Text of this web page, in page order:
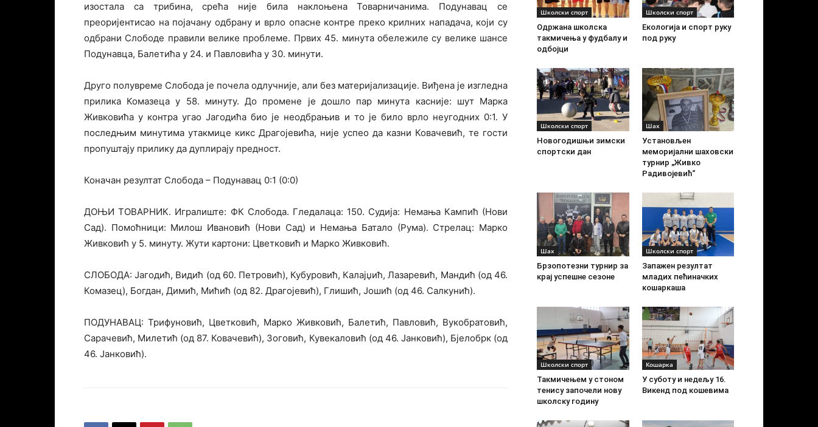
изостала са трибина, срећа није била наклоњена Товарничанима. Подунавац се
преоријентисао на појачану одбрану и врло опасне контре преко крилних нападача, који су
одбрани Слободе правили велике проблеме. Првих 45. минута обележиле су велике шансе
Подунавца, Балетића у 24. и Павловића у 30. минути.
Друго полувреме Слобода је почела одлучније, али без материјализације. Виђена је изгледна
прилика Комазеца у 58. минуту. До промене је дошло пар минута касније: шут Марка
Живковића у контра угао Јагодића био је неодбрањив и то је било врло неугодних 0:1. У
последњим минутима утакмице кикс Драгојевића, није успео да казни Ковачевић, те гости
пропуштају прилику да дуплирају предност.
Коначан резултат Слобода – Подунавац 0:1 (0:0)
ДОЊИ ТОВАРНИК. Игралиште: ФК Слобода. Гледалаца: 150. Судија: Немања Кампић (Нови
Сад). Помоћници: Милош Ивановић (Нови Сад) и Немања Батало (Рума). Стрелац: Марко
Живковић у 5. минуту. Жути картони: Цветковић и Марко Живковић.
СЛОБОДА: Јагодић, Видић (од 60. Петровић), Кубуровић, Калајџић, Лазаревић, Мандић (од 46.
Комазец), Богдан, Димић, Мићић (од 82. Драгојевић), Глишић, Јошић (од 46. Салкунић).
ПОДУНАВАЦ: Трифуновић, Цветковић, Марко Живковић, Балетић, Павловић, Вукобратовић,
Сарачевић, Милетић (од 87. Ковачевић), Зоговић, Кувекаловић (од 46. Јанковић), Бјелобрк (од
46. Јанковић).
Школски спорт
Одржана школска
такмичења у фудбалу и
одбојци
Школски спорт
Екологија и спорт руку
под руку
Школски спорт
Новогодишњи зимски
спортски дан
Шах
Установљен
меморијални шаховски
турнир „Живко
Радивојевић“
Шах
Брзопотезни турнир за
крај успешне сезоне
Школски спорт
Запажен резултат
младих пећиначких
кошаркаша
Школски спорт
Такмичењем у стоном
тенису започели нову
школску годину
Кошарка
У суботу и недељу 16.
Викенд под кошевима